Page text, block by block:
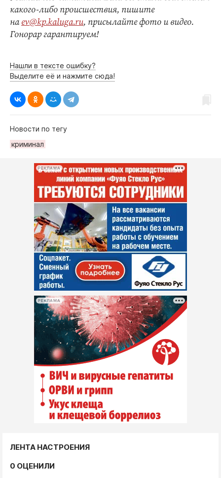
какого-либо происшествия, пишите
наev@kp.kaluga.ru, присылайте фото и видео.
Гонорар гарантируем!
Нашли в тексте ошибку?
Выделите её и нажмите сюда!
Новости по тегу
криминал
РЕКЛАМА
РЕКЛАМА
ЛЕНТА НАСТРОЕНИЯ
0 ОЦЕНИЛИ